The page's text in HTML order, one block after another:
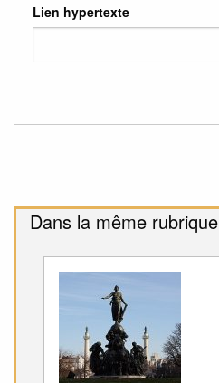
Lien hypertexte
Dans la même rubrique